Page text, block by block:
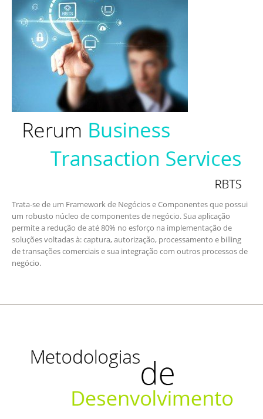
Trata-se de um Framework de Negócios e Componentes que possui
um robusto núcleo de componentes de negócio. Sua aplicação
permite a redução de até 80% no esforço na implementação de
soluções voltadas à: captura, autorização, processamento e billing
de transações comerciais e sua integração com outros processos de
negócio.